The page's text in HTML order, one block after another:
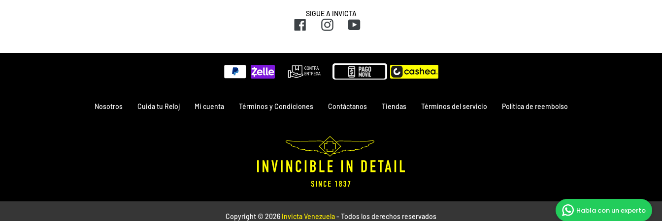
SIGUE A INVICTA
FacebookInstagramYouTube
Métodos
de
Nosotros Cuida tu Reloj Mi cuenta Términos y Condiciones Contáctanos Tiendas Términos del servicio Política de reembolso
Copyright © 2026 Invicta Venezuela- Todos los derechos reservados
Habla con un experto